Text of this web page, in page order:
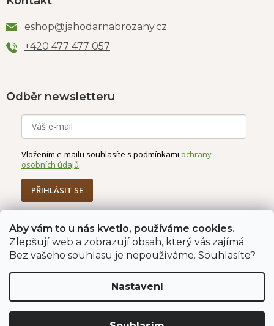
Aby vám to u nás kvetlo, používáme cookies.
Zlepšují web a zobrazují obsah, který vás zajímá.
Bez vašeho souhlasu je nepoužíváme. Souhlasíte?
Nastavení
eshop@jahodarnabrozany.cz
+420 477 477 057
Odběr newsletteru
Vložením e-mailu souhlasíte s podmínkami ochrany
osobních údajů.
PŘIHLÁSIT SE
Jahodárna Brozany Obchodní podmínky
Podmínky ochrany údajů
Vytvořil Shoptet Premium
Jahodárna Brozany nad Ohří s.r.o.